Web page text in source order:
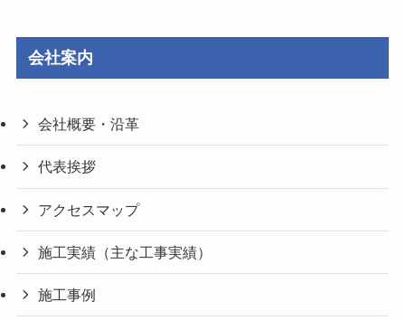
会社案内
会社概要・沿革
代表挨拶
アクセスマップ
施工実績（主な工事実績）
施工事例